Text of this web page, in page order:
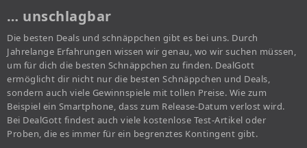
… unschlagbar
Die besten Deals und schnäppchen gibt es bei uns. Durch
Jahrelange Erfahrungen wissen wir genau, wo wir suchen müssen,
um für dich die besten Schnäppchen zu finden. DealGott
ermöglicht dir nicht nur die besten Schnäppchen und Deals,
sondern auch viele Gewinnspiele mit tollen Preise. Wie zum
Beispiel ein Smartphone, dass zum Release-Datum verlost wird.
Bei DealGott findest auch viele kostenlose Test-Artikel oder
Proben, die es immer für ein begrenztes Kontingent gibt.